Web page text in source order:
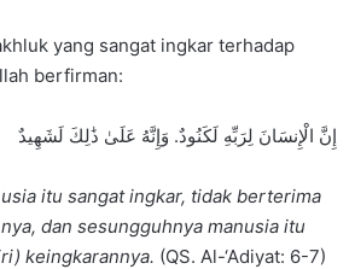
yang sangat ingkar terhadap
berfirman:
إِنَّ الْإِنسَانَ لِرَبِّهِ لَكَنُودٌ. وَإِنَّهُ عَلَىٰ ذَٰلِكَ لَشَهِيدٌ
itu sangat ingkar, tidak berterima
dan sesungguhnya manusia itu
keingkarannya. (QS. Al-‘Adiyat: 6-7)